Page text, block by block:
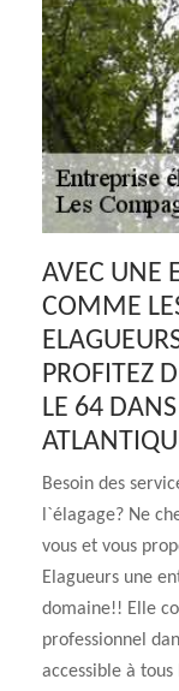
AVEC UNE
COMME
PROFITEZ
LE 64
Besoin des
l`élagage? Ne
vous et vous
Elagueurs une
domaine!! Elle
professionnel
accessible à tous